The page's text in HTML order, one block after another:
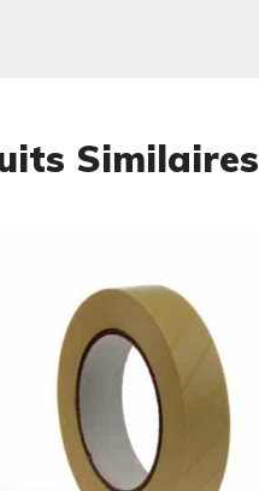
Similaires